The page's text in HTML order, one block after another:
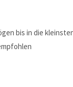
bis in die